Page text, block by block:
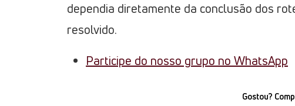
dependia diretamente da conclusão dos
resolvido.
Participe do nosso grupo no WhatsApp
Gostou?